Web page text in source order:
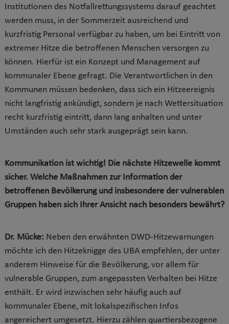
Institutionen des Notfallrettungssystems darauf geachtet
werden muss, in der Sommerzeit ausreichend und
kurzfristig Personal verfügbar zu haben, um bei Eintritt von
extremer Hitze die betroffenen Menschen versorgen zu
können. Hierfür ist ein Konzept und Management auf
kommunaler Ebene gefragt. Die Verantwortlichen in den
Kommunen müssen bedenken, dass sich ein Hitzeereignis
nicht langfristig ankündigt, sondern je nach Wettersituation
recht kurzfristig eintritt, dann lang anhalten und unter
Umständen auch sehr stark ausgeprägt sein kann.
Kommunikation ist wichtig! Die nächste Hitzewelle kommt
sicher. Welche Maßnahmen zur Information der
betroffenen Bevölkerung und insbesondere der vulnerablen
Gruppen haben sich Ihrer Ansicht nach besonders bewährt?
Dr. Mücke: Neben den erwähnten DWD-Hitzewarnungen
möchte ich den Hitzeknigge des UBA empfehlen, der unter
anderem Hinweise für die Bevölkerung, vor allem für
vulnerable Gruppen, zum angepassten Verhalten bei Hitze
enthält. Er wird inzwischen sehr häufig auch auf
kommunaler Ebene, mit lokalspezifischen Infos
angereichert umgesetzt. Hierzu zählen quartiersbezogene